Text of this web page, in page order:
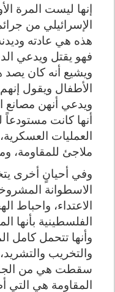
إنها ليست المرة
الإسرائيلي من
هذه هي عادته
فهو يقتل ويدعي
ويشيع أنه كان يصد
الأطفال ويقول
ويدعي أنهن مصانع
أنها كانت مستودعاً
العمليات
ملاجئ للمقاومة،
وفي أحيانٍ أخرى
الاسطوانة
الاعتداء، واحباط
الفلسطينية بأنها
وأنها تتحمل كامل
والتخريب
سقطت هي من
المقاومة هي التي